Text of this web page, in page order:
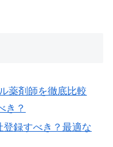
薬剤師を徹底比較
き？
録すべき？最適な